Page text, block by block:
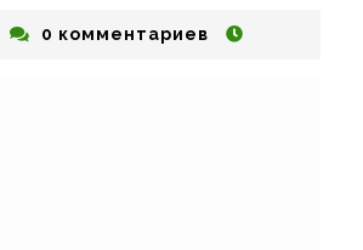
qustu0 комментариев